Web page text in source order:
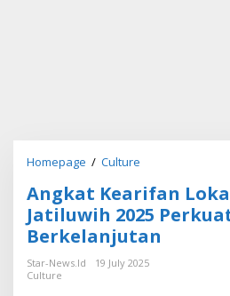
Homepage / Culture
g
k
a
t
K
Angkat Kearifan
Jatiluwih 2025
Berkelanjutan
Star-News.id
19 July 2025
Culture